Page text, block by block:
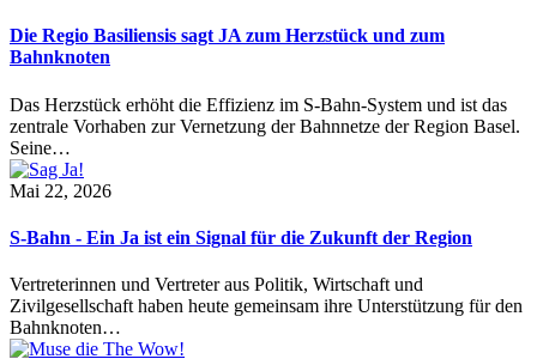
Die Regio Basiliensis sagt JA zum Herzstück und zum
Bahnknoten
Das Herzstück erhöht die Effizienz im S-Bahn-System und ist das
zentrale Vorhaben zur Vernetzung der Bahnnetze der Region Basel.
Seine…
Mai 22, 2026
S-Bahn - Ein Ja ist ein Signal für die Zukunft der Region
Vertreterinnen und Vertreter aus Politik, Wirtschaft und
Zivilgesellschaft haben heute gemeinsam ihre Unterstützung für den
Bahnknoten…